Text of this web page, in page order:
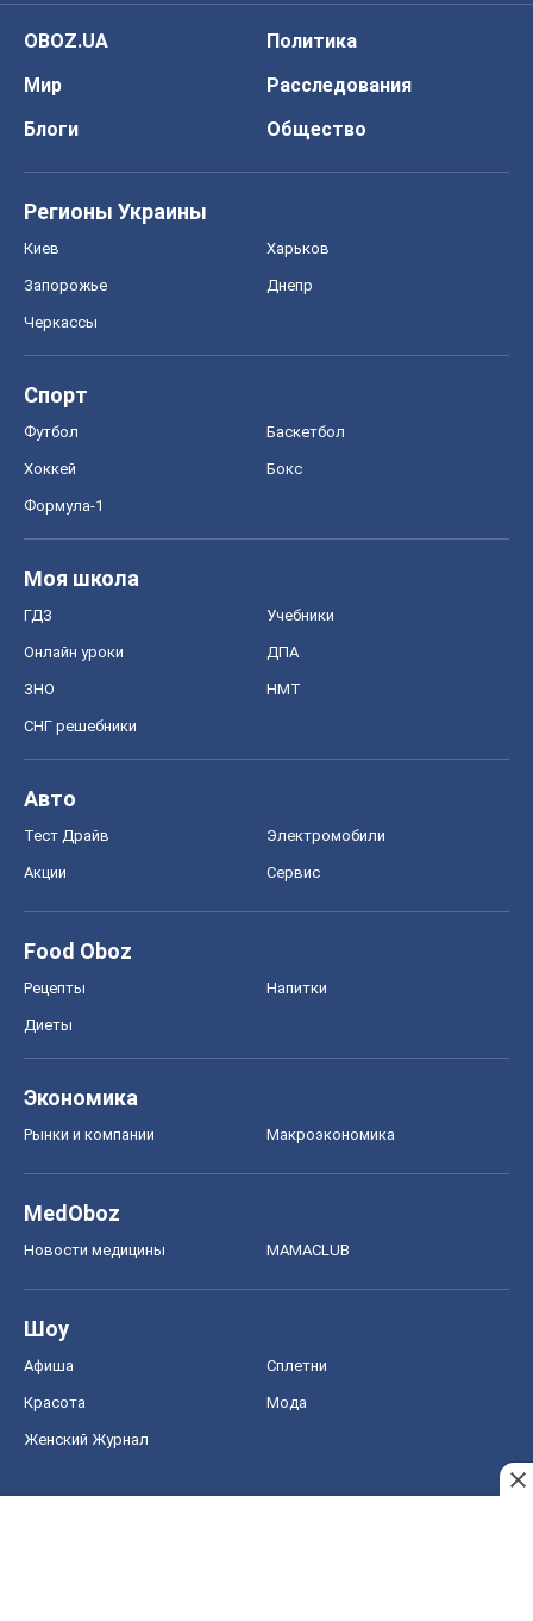
OBOZ.UA
Политика
Мир
Расследования
Блоги
Общество
Регионы Украины
Киев Харьков
Запорожье Днепр
Черкассы
Спорт
Футбол Баскетбол
Хоккей Бокс
Формула-1
Моя школа
ГДЗ Учебники
Онлайн уроки ДПА
ЗНО НМТ
СНГ решебники
Авто
Тест Драйв Электромобили
Акции Сервис
Food Oboz
Рецепты Напитки
Диеты
Экономика
Рынки и компании Mакроэкономика
MedOboz
Новости медицины MAMACLUB
Шоу
Афиша Сплетни
Красота Мода
Женский Журнал